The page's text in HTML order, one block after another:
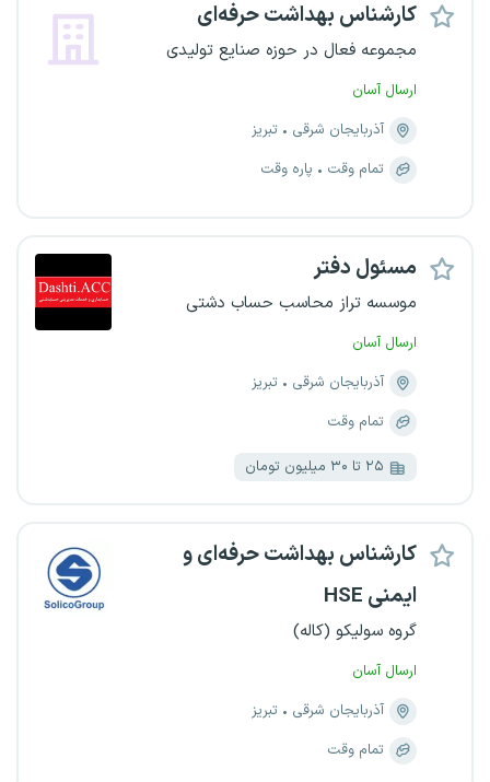
کارشناس بهداشت حرفه‌ای
مجموعه فعال در حوزه صنایع تولیدی
ارسال آسان
آذربایجان شرقی
تبریز
تمام وقت
پاره وقت
مسئول دفتر
موسسه تراز محاسب حساب دشتی
ارسال آسان
آذربایجان شرقی
تبریز
تمام وقت
۲۵ تا ۳۰ میلیون تومان
کارشناس بهداشت حرفه‌ای و
ایمنی HSE
گروه سولیکو (کاله)
ارسال آسان
آذربایجان شرقی
تبریز
تمام وقت